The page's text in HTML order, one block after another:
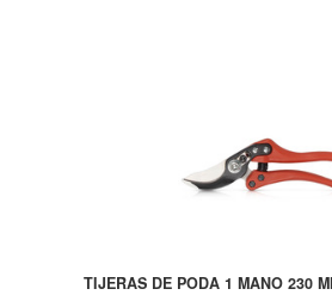
TIJERAS DE PODA 1 MANO 230